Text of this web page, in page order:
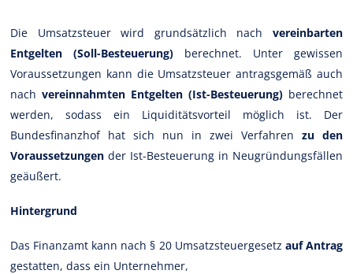
Die Umsatzsteuer wird grundsätzlich nach vereinbarten
Entgelten (Soll-Besteuerung) berechnet. Unter gewissen
Voraussetzungen kann die Umsatzsteuer antragsgemäß auch
nachvereinnahmten Entgelten (Ist-Besteuerung)berechnet
werden, sodass ein Liquiditätsvorteil möglich ist. Der
Bundesfinanzhof hat sich nun in zwei Verfahren zu den
Voraussetzungen der Ist-Besteuerung in Neugründungsfällen
geäußert.
Hintergrund
Das Finanzamt kann nach § 20 Umsatzsteuergesetz auf Antrag
gestatten, dass ein Unternehmer,